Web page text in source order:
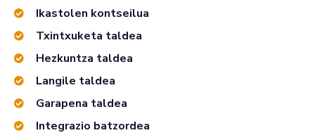
Ikastolen kontseilua
Txintxuketa taldea
Hezkuntza taldea
Langile taldea
Garapena taldea
Integrazio batzordea